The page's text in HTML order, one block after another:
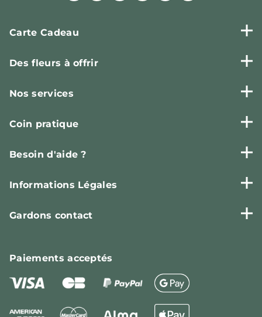
Carte Cadeau
Des fleurs à offrir
Nos services
Coin pratique
Besoin d'aide ?
Informations Légales
Gardons contact
Paiementsacceptés